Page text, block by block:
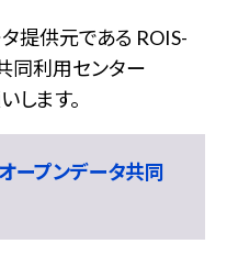
提供元である ROIS-
同利用センター
します。
ープンデータ共同